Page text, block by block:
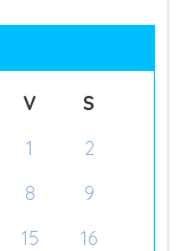
V
S
1
2
8
9
15
16